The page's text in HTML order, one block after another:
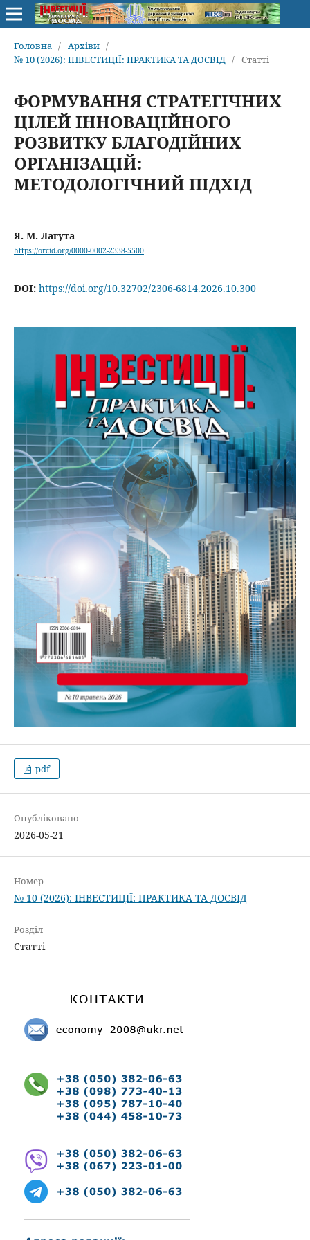
Головна / Архіви /
№ 10 (2026): ІНВЕСТИЦІЇ: ПРАКТИКА ТА ДОСВІД / Статті
ФОРМУВАННЯ СТРАТЕГІЧНИХ
ЦІЛЕЙ ІННОВАЦІЙНОГО
РОЗВИТКУ БЛАГОДІЙНИХ
ОРГАНІЗАЦІЙ:
МЕТОДОЛОГІЧНИЙ ПІДХІД
Я. М. Лагута
https://orcid.org/0000-0002-2338-5500
DOI: https://doi.org/10.32702/2306-6814.2026.10.300
pdf
Опубліковано
2026-05-21
Номер
№ 10 (2026): ІНВЕСТИЦІЇ: ПРАКТИКА ТА ДОСВІД
Розділ
Статті